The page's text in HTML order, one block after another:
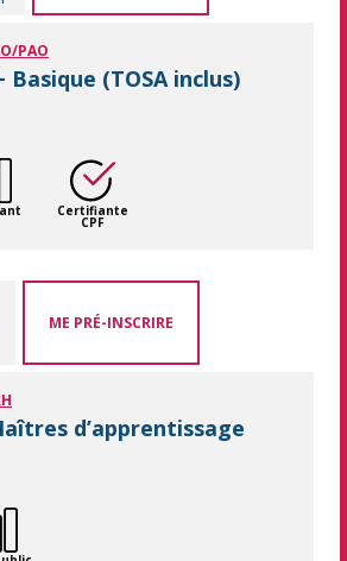
PAO
Basique (TOSA inclus)
Certifiante
CPF
ME PRÉ-INSCRIRE
d’apprentissage